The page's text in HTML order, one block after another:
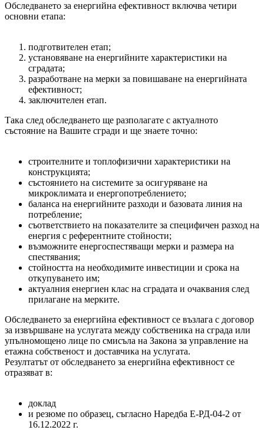
Обследването за енергийна ефективност включва четири
основни етапа:
подготвителен етап;
установяване на енергийните характеристики на
сградата;
разработване на мерки за повишаване на енергийната
ефективност;
заключителен етап.
Така след обследването ще разполагате с актуалното
състояние на Вашите сгради и ще знаете точно:
строителните и топлофизични характеристики на
конструкцията;
състоянието на системите за осигуряване на
микроклимата и енергопотреблението;
баланса на енергийните разходи и базовата линия на
потребление;
съответствието на показателите за специфичен разход на
енергия с референтните стойности;
възможните енергоспестяващи мерки и размера на
спестявания;
стойността на необходимите инвестиции и срока на
откупуването им;
актуалния енергиен клас на сградата и очаквания след
прилагане на мерките.
Обследването за енергийна ефективност се възлага с договор
за извършване на услугата между собственика на сграда или
упълномощено лице по смисъла на Закона за управление на
етажна собственост и доставчика на услугата.
Резултатът от обследването за енергийна ефективност се
отразяват в:
доклад
и резюме по образец, съгласно Наредба Е-РД-04-2 от
16.12.2022 г.